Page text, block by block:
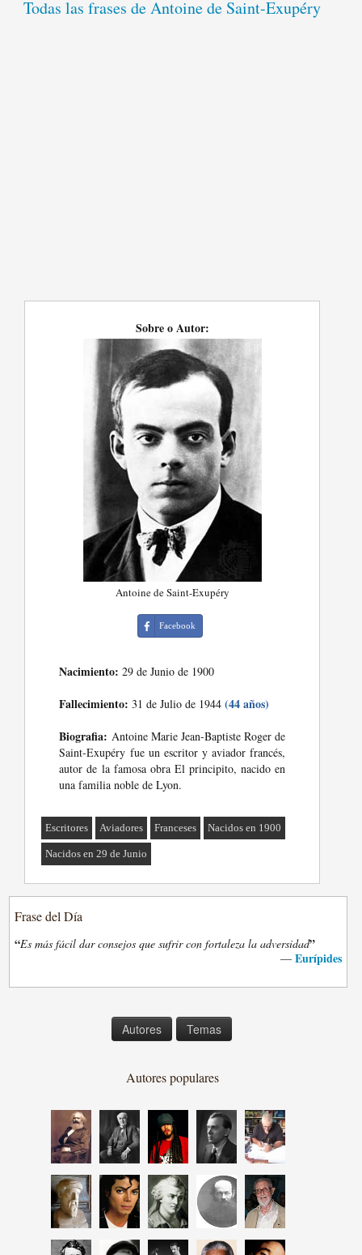
Todas las frases de Antoine de Saint-Exupéry
Sobre o Autor:
Antoine de Saint-Exupéry
Facebook
Nacimiento: 29 de Junio de 1900
Fallecimiento: 31 de Julio de 1944(44 años)
Biografia: Antoine Marie Jean-Baptiste Roger de
Saint-Exupéry fue un escritor y aviador francés,
autor de la famosa obra El principito, nacido en
una familia noble de Lyon.
Escritores Aviadores Franceses Nacidos en 1900
Nacidos en 29 de Junio
Frase del Día
“Es más fácil dar consejos que sufrir con fortaleza la adversidad”
— Eurípides
Autores Temas
Autores populares